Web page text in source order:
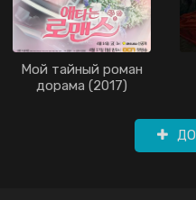
Мой тайный роман
дорама (2017)